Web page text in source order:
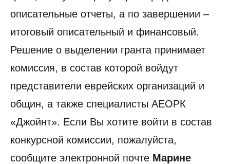
описательные отчеты, а по завершении –
итоговый описательный и финансовый.
Решение о выделении гранта принимает
комиссия, в состав которой войдут
представители еврейских организаций и
общин, а также специалисты АЕОРК
«Джойнт». Если Вы хотите войти в состав
конкурсной комиссии, пожалуйста,
сообщите электронной почте Марине